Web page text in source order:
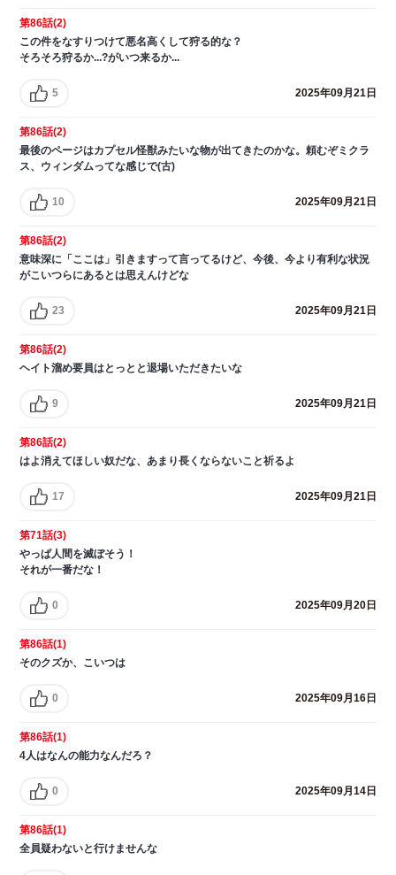
第86話(2)
この件をなすりつけて悪名高くして狩る的な？
そろそろ狩るか...?がいつ来るか...
5 2025年09月21日
第86話(2)
最後のページはカプセル怪獣みたいな物が出てきたのかな。頼むぞミクラ
ス、ウィンダムってな感じで(古)
10 2025年09月21日
第86話(2)
意味深に「ここは」引きますって言ってるけど、今後、今より有利な状況
がこいつらにあるとは思えんけどな
23 2025年09月21日
第86話(2)
ヘイト溜め要員はとっとと退場いただきたいな
9 2025年09月21日
第86話(2)
はよ消えてほしい奴だな、あまり長くならないこと祈るよ
17 2025年09月21日
第71話(3)
やっぱ人間を滅ぼそう！
それが一番だな！
0 2025年09月20日
第86話(1)
そのクズか、こいつは
0 2025年09月16日
第86話(1)
4人はなんの能力なんだろ？
0 2025年09月14日
第86話(1)
全員疑わないと行けませんな